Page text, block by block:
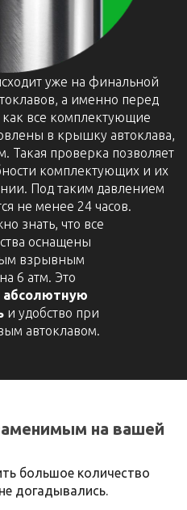
уже на финальной
а именно перед
как все комплектующие
в крышку автоклава,
Такая проверка позволяет
комплектующих и их
Под таким давлением
не менее 24 часов.
знать, что все
оснащены
взрывным
6 атм. Это
абсолютную
и удобство при
автоклавом.
на вашей
большое количество
догадывались.